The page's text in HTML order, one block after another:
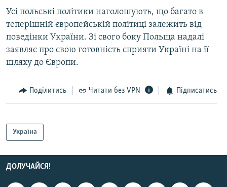
Усі польські політики наголошують, що багато в
теперішній європейській політиці залежить від
поведінки України. Зі свого боку Польща надалі
заявляє про свою готовність сприяти Україні на її
шляху до Європи.
Поділитись Читати без VPN Підписатись
Україна
ДОЛУЧАЙСЯ!